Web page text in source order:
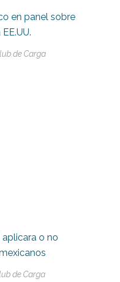
en panel sobre
de Carga
aplicara o no
de Carga